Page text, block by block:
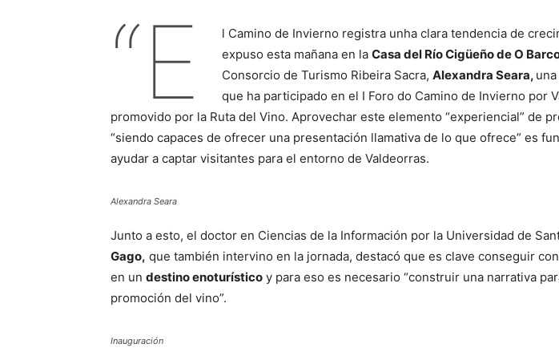
“E
l Camino de Invierno registra unha clara tendencia de
expuso esta mañana en la Casa del Río Cigüeño de O
Consorcio de Turismo Ribeira Sacra, Alexandra Seara,
que ha participado en el I Foro do Camino de Invierno por
promovido por la Ruta del Vino. Aprovechar este elemento “experiencial” de
“siendo capaces de ofrecer una presentación llamativa de lo que ofrece” es
ayudar a captar visitantes para el entorno de Valdeorras.
Alexandra Seara
Junto a esto, el doctor en Ciencias de la Información por la Universidad de
Gago, que también intervino en la jornada, destacó que es clave conseguir
en un destino enoturístico y para eso es necesario “construir una narrativa
promoción del vino”.
Inauguración